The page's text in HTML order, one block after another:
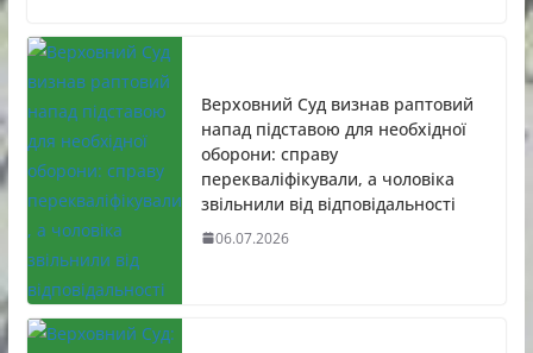
Верховний Суд визнав раптовий
напад підставою для необхідної
оборони: справу
перекваліфікували, а чоловіка
звільнили від відповідальності
06.07.2026